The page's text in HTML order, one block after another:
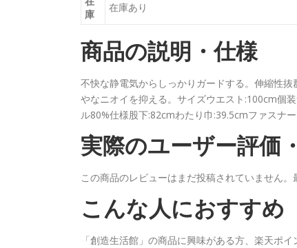
庫
在庫あり
商品の説明・仕様
不快な静電気からしっかりガードする。伸縮性
やなニオイを抑える。サイズウエスト:100cm個
ル80%仕様股下:82cmわたり巾:39.5cmファスナ
実際のユーザー評価
この商品のレビューはまだ投稿されていません
こんな人におすすめ
「創造生活館」の商品に興味がある方、楽天ポ